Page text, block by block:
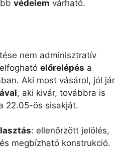
védelem várható.
nem adminisztratív
előrelépés a
Aki most vásárol, jól jár
, aki kivár, továbbra is
22.05-ös sisakját.
: ellenőrzött jelölés,
megbízható konstrukció.